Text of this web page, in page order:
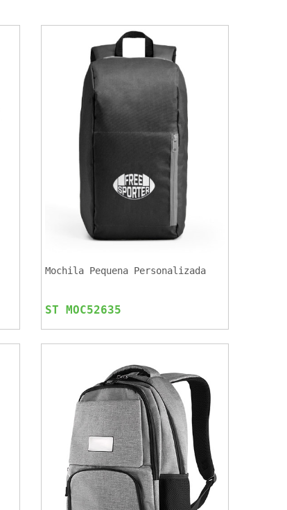
Mochila Pequena Personalizada
ST MOC52635